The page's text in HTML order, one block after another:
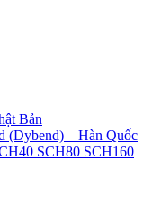
Bản
(Dybend) – Hàn Quốc
SCH80 SCH160